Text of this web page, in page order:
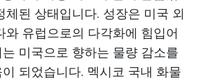
체된 상태입니다. 성장은 미국 외
와 유럽으로의 다각화에 힘입어
미국으로 향하는 물량 감소를
되었습니다. 멕시코 국내 화물